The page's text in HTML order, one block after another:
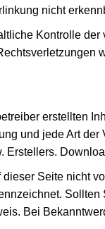
nicht
Kontrolle
erstellten
und jede Art
Erstellers.
Seite nicht
Bei